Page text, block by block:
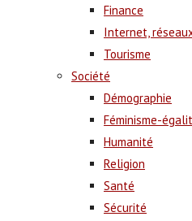
Finance
Internet,
Tourisme
Société
Démographie
Féminisme-
Humanité
Religion
Santé
Sécurité